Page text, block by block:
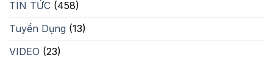
TIN TỨC (458)
Tuyển Dụng (13)
VIDEO (23)